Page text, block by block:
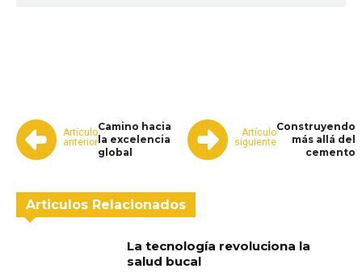
Artículo
anterior
Camino hacia
la excelencia
global
Artículo
siguiente
Construyendo
más allá del
cemento
Articulos Relacionados
La tecnología revoluciona la
salud bucal